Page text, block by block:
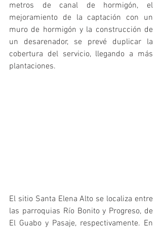
metros de canal de hormigón, el
mejoramiento de la captación con un
muro de hormigón y la construcción de
un desarenador, se prevé duplicar la
cobertura del servicio, llegando a más
plantaciones.
El sitio Santa Elena Alto se localiza entre
las parroquias Río Bonito y Progreso, de
El Guabo y Pasaje, respectivamente. En